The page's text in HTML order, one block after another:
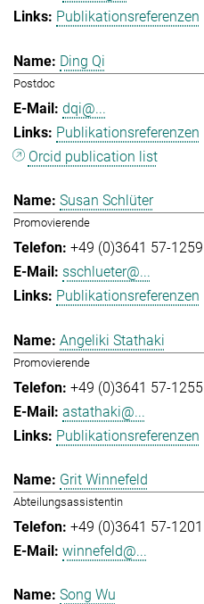
Publikationsreferenzen
Ding Qi
Postdoc
dqi@...
Publikationsreferenzen
Orcid publication list
Susan Schlüter
Promovierende
+49 (0)3641 57-1259
sschlueter@...
Publikationsreferenzen
Angeliki Stathaki
Promovierende
+49 (0)3641 57-1255
astathaki@...
Publikationsreferenzen
Grit Winnefeld
Abteilungsassistentin
+49 (0)3641 57-1201
winnefeld@...
Song Wu